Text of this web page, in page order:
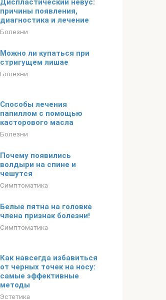
Диспластический невус:
причины появления,
диагностика и лечение
Болезни
Можно ли купаться при
стригущем лишае
Болезни
Способы лечения
папиллом с помощью
касторового масла
Болезни
Почему появились
волдыри на спине и
чешутся
Симптоматика
Белые пятна на головке
члена признак болезни!
Симптоматика
Как навсегда избавиться
от черных точек на носу:
самые эффективные
методы
Эстетика